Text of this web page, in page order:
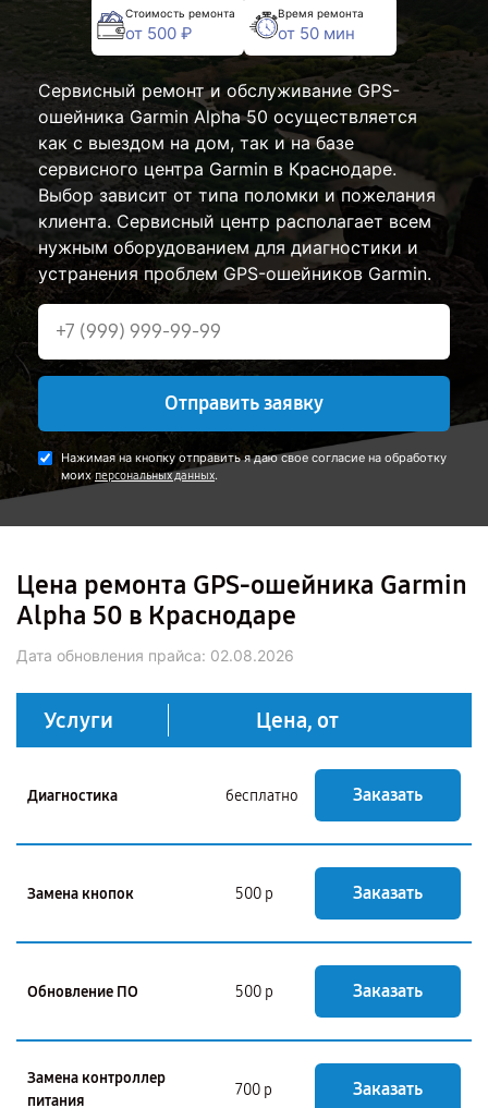
Стоимость ремонта
от 500 ₽
Время ремонта
от 50 мин
Сервисный ремонт и обслуживание GPS-
ошейника Garmin Alpha 50 осуществляется
как с выездом на дом, так и на базе
сервисного центра Garmin в Краснодаре.
Выбор зависит от типа поломки и пожелания
клиента. Сервисный центр располагает всем
нужным оборудованием для диагностики и
устранения проблем GPS-ошейников Garmin.
Отправить заявку
Нажимая на кнопку отправить я даю свое согласие на обработку
моих персональных данных.
Цена ремонта GPS-ошейника Garmin
Alpha 50 в Краснодаре
Дата обновления прайса: 02.08.2026
Услуги Цена, от
Диагностика бесплатно Заказать
Замена кнопок 500 р Заказать
Обновление ПО 500 р Заказать
Замена контроллер
питания
700 р Заказать